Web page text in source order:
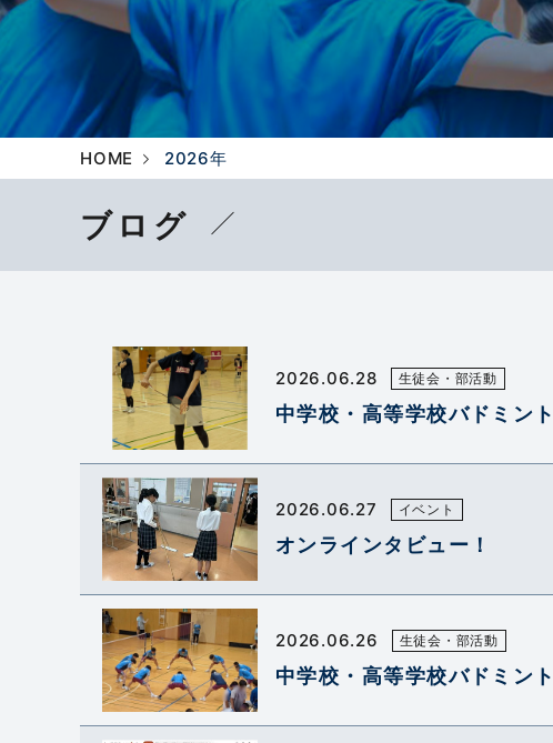
HOME 2026年
ブログ
2026.06.28 生徒会・部活動
中学校・高等学校バドミン
2026.06.27 イベント
オンラインタビュー！
2026.06.26 生徒会・部活動
中学校・高等学校バドミン